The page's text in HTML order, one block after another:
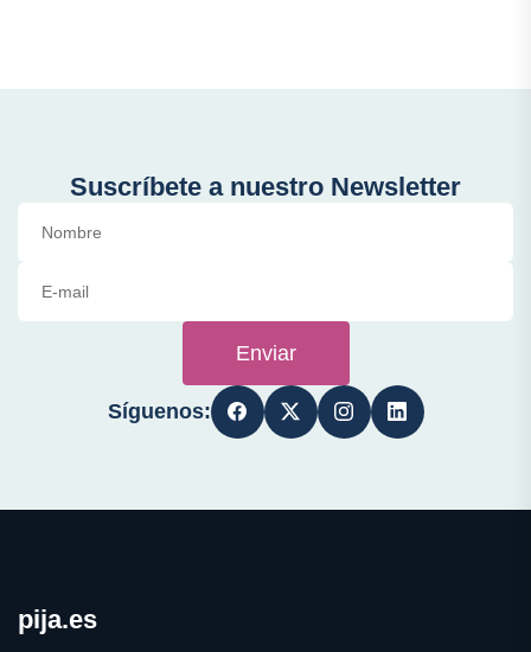
Suscríbete a nuestro Newsletter
Enviar
Síguenos:
pija.es